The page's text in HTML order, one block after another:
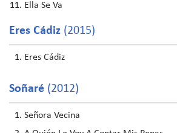
Ella Se Va
Eres Cádiz (2015)
Eres Cádiz
Soñaré (2012)
Señora Vecina